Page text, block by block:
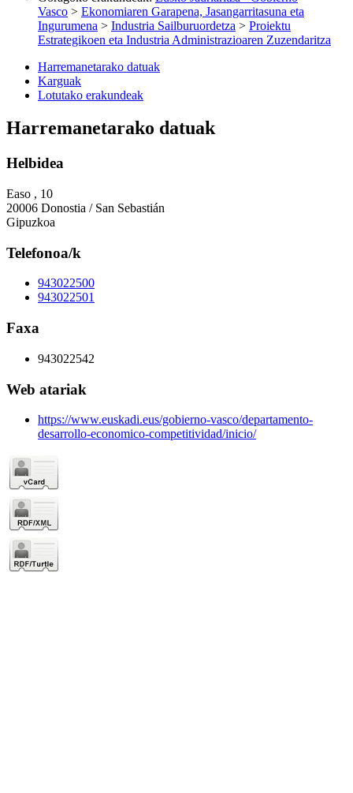
Vasco > Ekonomiaren Garapena, Jasangarritasuna eta
Ingurumena > Industria Sailburuordetza > Proiektu
Estrategikoen eta Industria Administrazioaren Zuzendaritza
Harremanetarako datuak
Karguak
Lotutako erakundeak
Harremanetarako datuak
Helbidea
Easo , 10
20006 Donostia / San Sebastián
Gipuzkoa
Telefonoa/k
943022500
943022501
Faxa
943022542
Web atariak
https://www.euskadi.eus/gobierno-vasco/departamento-
desarrollo-economico-competitividad/inicio/